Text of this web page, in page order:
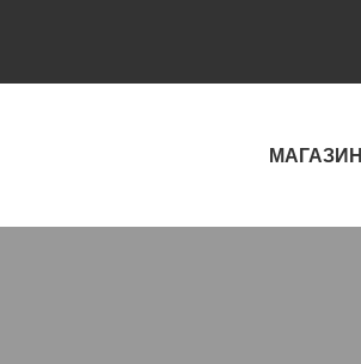
МАГАЗИН